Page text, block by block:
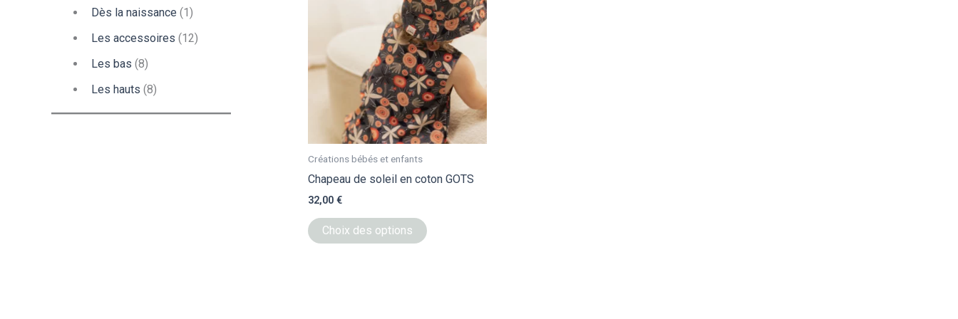
Dès la naissance (1)
Les accessoires (12)
Les bas (8)
Les hauts (8)
Créations bébés et enfants
Chapeau de soleil en coton GOTS
32,00 €
Choix des options
a
plusieurs
variations.
Les
options
peuvent
être
choisies
la
produit